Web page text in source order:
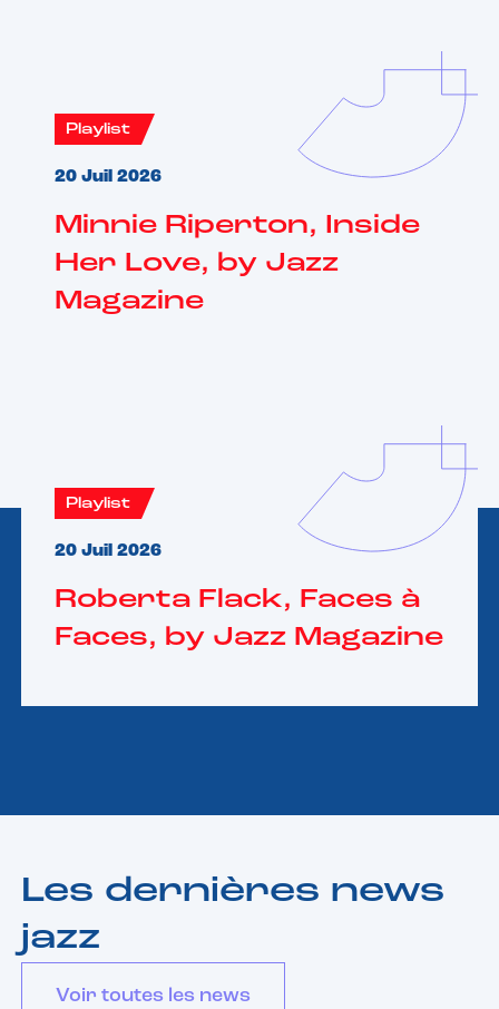
Playlist
20 Juil 2026
Minnie Riperton, Inside
Her Love, by Jazz
Magazine
Playlist
20 Juil 2026
Roberta Flack, Faces à
Faces, by Jazz Magazine
Les dernières news
jazz
Voir toutes les news